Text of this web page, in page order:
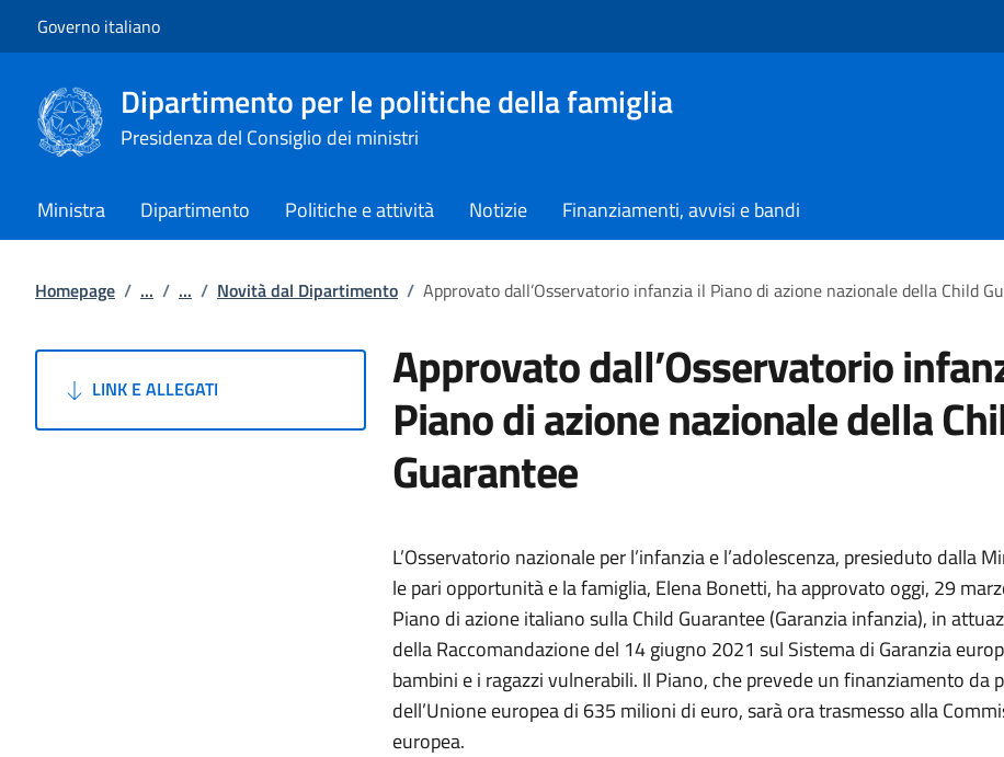
Governo italiano
Dipartimento per le politiche della famiglia
Presidenza del Consiglio dei ministri
Ministra Dipartimento Politiche e attività Notizie Finanziamenti, avvisi e bandi
Homepage / ... / ... / Novità dal Dipartimento / Approvato dall’Osservatorio infanzia il Piano di azione nazionale della Child
LINK E ALLEGATI Approvato dall’Osservatorio
Piano di azione nazionale della
Guarantee
L’Osservatorio nazionale per l’infanzia e l’adolescenza, presieduto dalla
le pari opportunità e la famiglia, Elena Bonetti, ha approvato oggi, 29
Piano di azione italiano sulla Child Guarantee (Garanzia infanzia), in
della Raccomandazione del 14 giugno 2021 sul Sistema di Garanzia
bambini e i ragazzi vulnerabili. Il Piano, che prevede un finanziamento da
dell’Unione europea di 635 milioni di euro, sarà ora trasmesso alla
europea.